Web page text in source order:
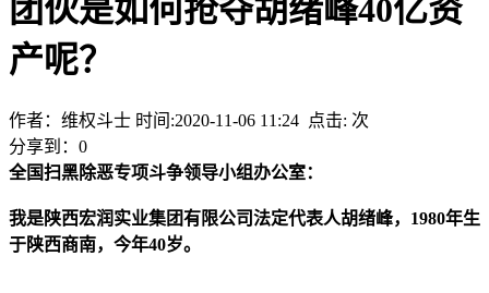
团伙是如何抢夺胡绪峰40亿资
产呢？
作者：维权斗士 时间:2020-11-06 11:24 点击: 次
分享到： 0
全国扫黑除恶专项斗争领导小组办公室：
我是陕西宏润实业集团有限公司法定代表人胡绪峰， 1980年生
于陕西商南， 今年40岁。